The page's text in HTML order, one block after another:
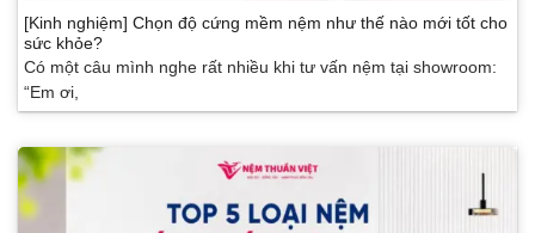
[Kinh nghiệm] Chọn độ cứng mềm nệm như thế nào mới tốt cho
sức khỏe?
Có một câu mình nghe rất nhiều khi tư vấn nệm tại showroom:
“Em ơi,